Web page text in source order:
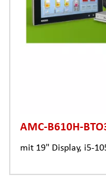
AMC-B610H-
mit 19" Display, i5-